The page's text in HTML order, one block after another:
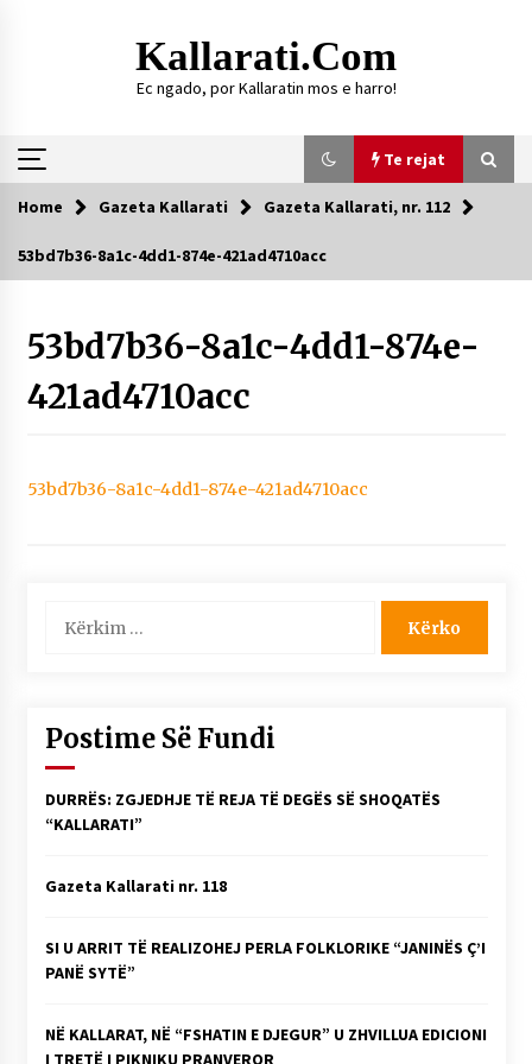
Kallarati.com
Ec ngado, por Kallaratin mos e harro!
Te rejat
Te rejat
16/07/2026
Gazeta Kallarati nr. 118
07/07/2026
“JANINËS Ç’I PANË SYTË”
26/05/2026
Gazeta Kallarati nr. 116
28/01/2026
Mbi kockat e martirëve ngrihet Atdheu
Gazeta Kallarati nr. 115
Faksimilet e një 83 vjetori lufte: Çfarë shkruan
04/10/2025
Home Gazeta Kallarati Gazeta Kallarati, nr. 112
53bd7b36-8a1c-4dd1-874e-421ad4710acc
53bd7b36-8a1c-4dd1-874e-
421ad4710acc
53bd7b36-8a1c-4dd1-874e-421ad4710acc
për:
Postime Së Fundi
DURRËS: ZGJEDHJE TË REJA TË DEGËS SË SHOQATËS
“KALLARATI”
Gazeta Kallarati nr. 118
SI U ARRIT TË REALIZOHEJ PERLA FOLKLORIKE “JANINËS Ç’I
PANË SYTË”
NË KALLARAT, NË “FSHATIN E DJEGUR” U ZHVILLUA EDICIONI
I TRETË I PIKNIKU PRANVEROR